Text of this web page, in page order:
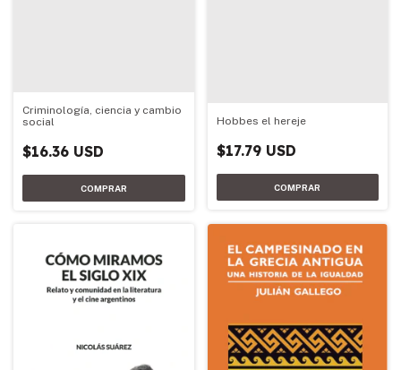
Criminología, ciencia y cambio
social
$16.36 USD
Hobbes el hereje
$17.79 USD